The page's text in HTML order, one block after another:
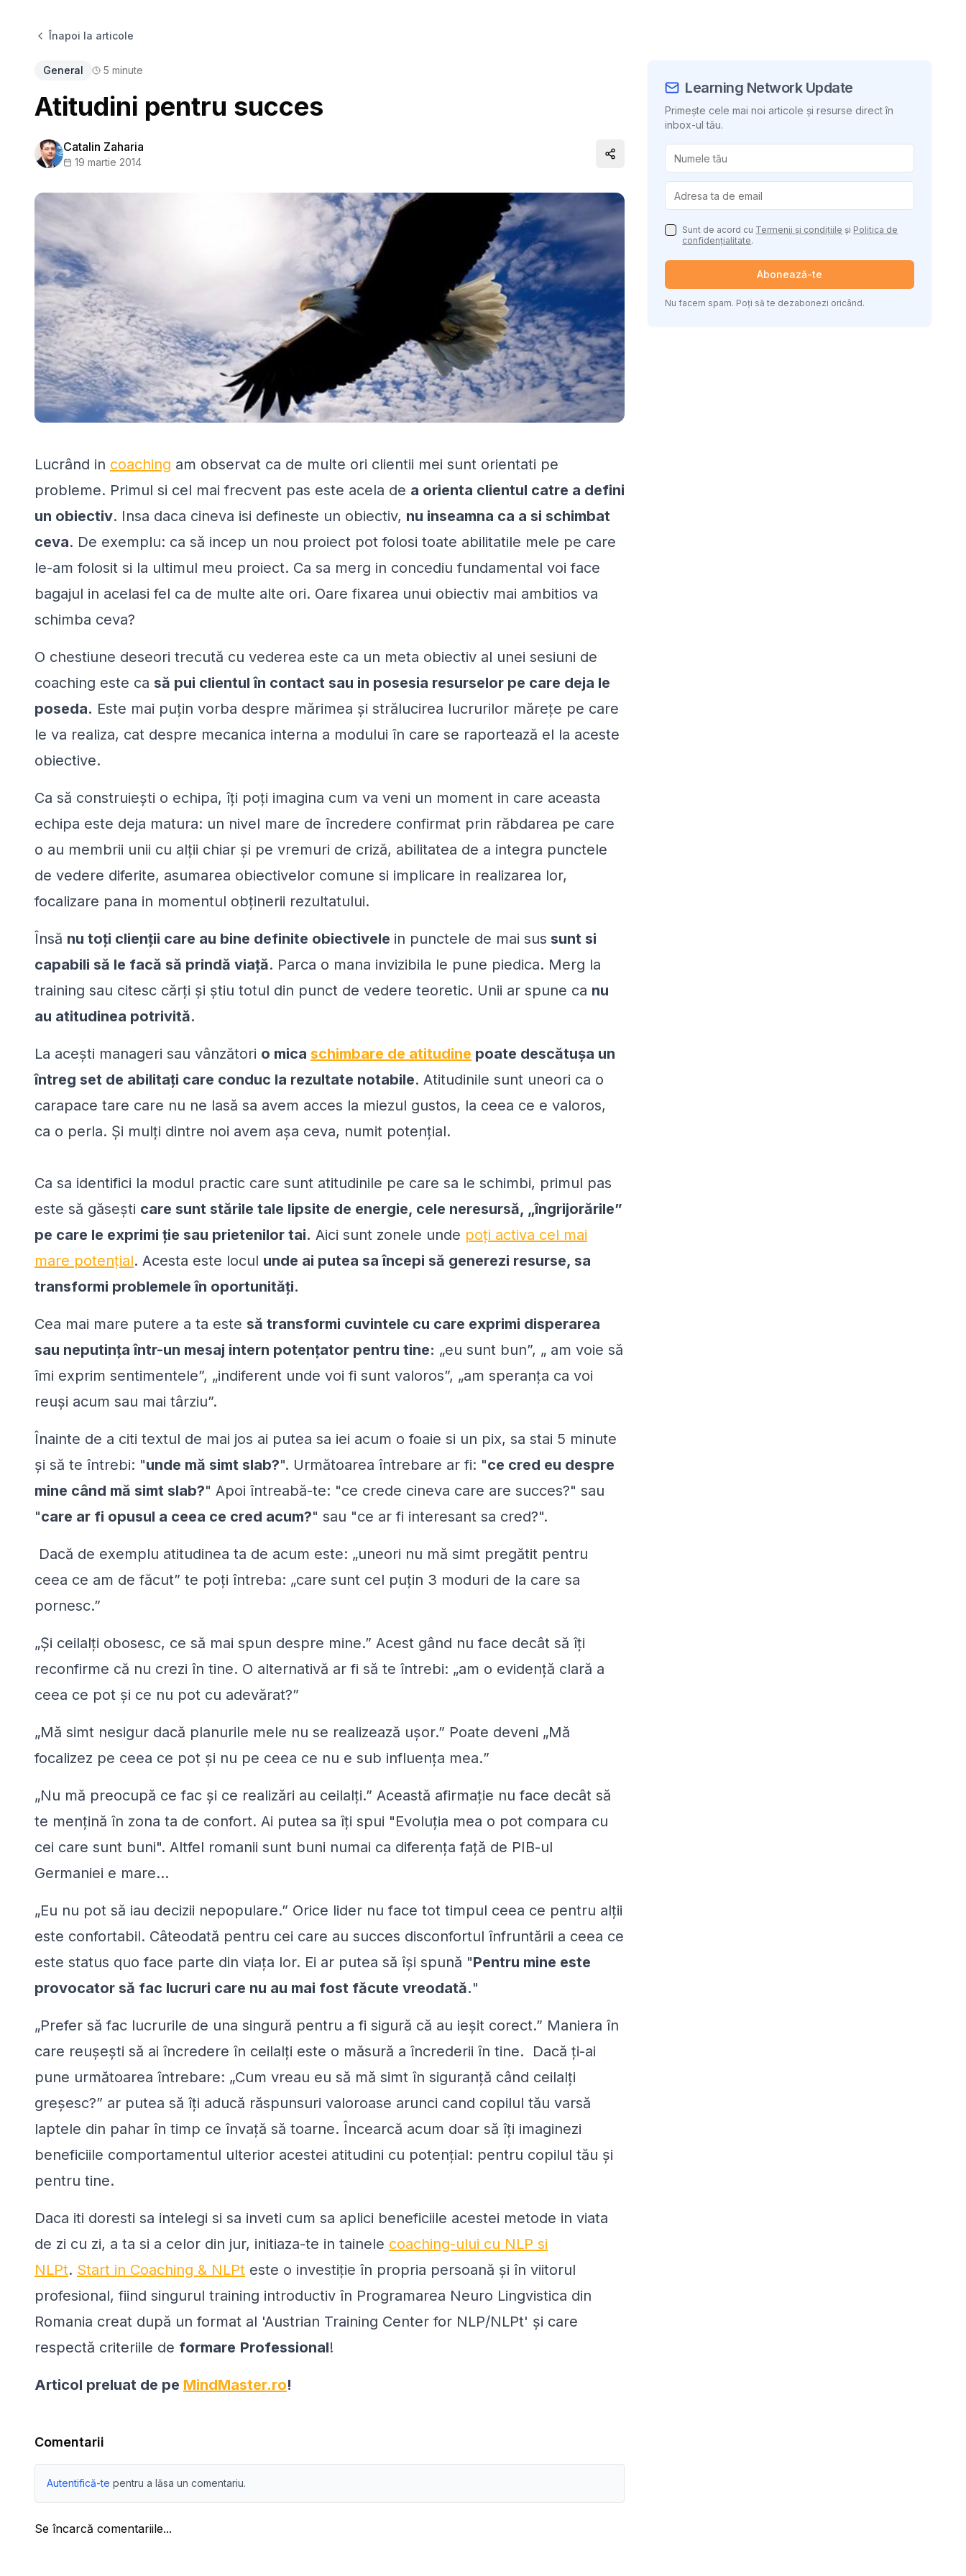
Înapoi la articole
General 5 minute
Atitudini pentru succes
Catalin Zaharia
19 martie 2014 Distribuie conținutul
Lucrând in coaching am observat ca de multe ori clientii mei sunt orientati pe
probleme. Primul si cel mai frecvent pas este acela de a orienta clientul catre a defini
un obiectiv. Insa daca cineva isi defineste un obiectiv, nu inseamna ca a si schimbat
ceva. De exemplu: ca să incep un nou proiect pot folosi toate abilitatile mele pe care
le-am folosit si la ultimul meu proiect. Ca sa merg in concediu fundamental voi face
bagajul in acelasi fel ca de multe alte ori. Oare fixarea unui obiectiv mai ambitios va
schimba ceva?
O chestiune deseori trecută cu vederea este ca un meta obiectiv al unei sesiuni de
coaching este ca să pui clientul în contact sau in posesia resurselor pe care deja le
poseda. Este mai puțin vorba despre mărimea şi strălucirea lucrurilor măreţe pe care
le va realiza, cat despre mecanica interna a modului în care se raportează el la aceste
obiective.
Ca să construiești o echipa, îți poți imagina cum va veni un moment in care aceasta
echipa este deja matura: un nivel mare de încredere confirmat prin răbdarea pe care
o au membrii unii cu alții chiar şi pe vremuri de criză, abilitatea de a integra punctele
de vedere diferite, asumarea obiectivelor comune si implicare in realizarea lor,
focalizare pana in momentul obținerii rezultatului.
Însă nu toți clienții care au bine definite obiectivele in punctele de mai sus sunt si
capabili să le facă să prindă viaţă. Parca o mana invizibila le pune piedica. Merg la
training sau citesc cărţi şi ştiu totul din punct de vedere teoretic. Unii ar spune ca nu
au atitudinea potrivită.
La acești manageri sau vânzători o mica schimbare de atitudine poate descătușa un
întreg set de abilitați care conduc la rezultate notabile. Atitudinile sunt uneori ca o
carapace tare care nu ne lasă sa avem acces la miezul gustos, la ceea ce e valoros,
ca o perla. Şi mulți dintre noi avem așa ceva, numit potențial.
Ca sa identifici la modul practic care sunt atitudinile pe care sa le schimbi, primul pas
este să găsești care sunt stările tale lipsite de energie, cele neresursă, „îngrijorările”
pe care le exprimi ție sau prietenilor tai. Aici sunt zonele unde poți activa cel mai
mare potențial. Acesta este locul unde ai putea sa începi să generezi resurse, sa
transformi problemele în oportunităţi.
Cea mai mare putere a ta este să transformi cuvintele cu care exprimi disperarea
sau neputința într-un mesaj intern potenţator pentru tine: „eu sunt bun”, „ am voie să
îmi exprim sentimentele”, „indiferent unde voi fi sunt valoros”, „am speranța ca voi
reuși acum sau mai târziu”.
Înainte de a citi textul de mai jos ai putea sa iei acum o foaie si un pix, sa stai 5 minute
şi să te întrebi: "unde mă simt slab?". Următoarea întrebare ar fi: "ce cred eu despre
mine când mă simt slab?" Apoi întreabă-te: "ce crede cineva care are succes?" sau
"care ar fi opusul a ceea ce cred acum?" sau "ce ar fi interesant sa cred?".
Dacă de exemplu atitudinea ta de acum este: „uneori nu mă simt pregătit pentru
ceea ce am de făcut” te poți întreba: „care sunt cel puţin 3 moduri de la care sa
pornesc.”
„Şi ceilalţi obosesc, ce să mai spun despre mine.” Acest gând nu face decât să îţi
reconfirme că nu crezi în tine. O alternativă ar fi să te întrebi: „am o evidenţă clară a
ceea ce pot şi ce nu pot cu adevărat?”
„Mă simt nesigur dacă planurile mele nu se realizează uşor.” Poate deveni „Mă
focalizez pe ceea ce pot şi nu pe ceea ce nu e sub influenţa mea.”
„Nu mă preocupă ce fac şi ce realizări au ceilalţi.” Această afirmaţie nu face decât să
te menţină în zona ta de confort. Ai putea sa îți spui "Evoluția mea o pot compara cu
cei care sunt buni". Altfel romanii sunt buni numai ca diferența faţă de PIB-ul
Germaniei e mare...
„Eu nu pot să iau decizii nepopulare.” Orice lider nu face tot timpul ceea ce pentru alții
este confortabil. Câteodată pentru cei care au succes disconfortul înfruntării a ceea ce
este status quo face parte din viața lor. Ei ar putea să îşi spună "Pentru mine este
provocator să fac lucruri care nu au mai fost făcute vreodată."
„Prefer să fac lucrurile de una singură pentru a fi sigură că au ieşit corect.” Maniera în
care reușești să ai încredere în ceilalţi este o măsură a încrederii în tine. Dacă ţi-ai
pune următoarea întrebare: „Cum vreau eu să mă simt în siguranţă când ceilalţi
greşesc?” ar putea să îţi aducă răspunsuri valoroase arunci cand copilul tău varsă
laptele din pahar în timp ce învaţă să toarne. Încearcă acum doar să îţi imaginezi
beneficiile comportamentul ulterior acestei atitudini cu potenţial: pentru copilul tău şi
pentru tine.
Daca iti doresti sa intelegi si sa inveti cum sa aplici beneficiile acestei metode in viata
de zi cu zi, a ta si a celor din jur, initiaza-te in tainele coaching-ului cu NLP si
NLPt. Start in Coaching & NLPt este o investiţie în propria persoană şi în viitorul
profesional, fiind singurul training introductiv în Programarea Neuro Lingvistica din
Romania creat după un format al 'Austrian Training Center for NLP/NLPt' şi care
respectă criteriile de formare Professional!
Articol preluat de pe MindMaster.ro!
Comentarii
Autentifică-te pentru a lăsa un comentariu.
Se încarcă comentariile...
Learning Network Update
Primește cele mai noi articole și resurse direct în
inbox-ul tău.
Sunt de acord cu Termenii și condițiile și Politica de
confidențialitate.
Abonează-te
Nu facem spam. Poți să te dezabonezi oricând.